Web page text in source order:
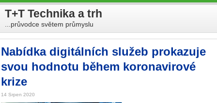
T+T Technika a trh
...průvodce světem průmyslu
Nabídka digitálních služeb prokazuje
svou hodnotu během koronavirové
krize
14 Srpen 2020